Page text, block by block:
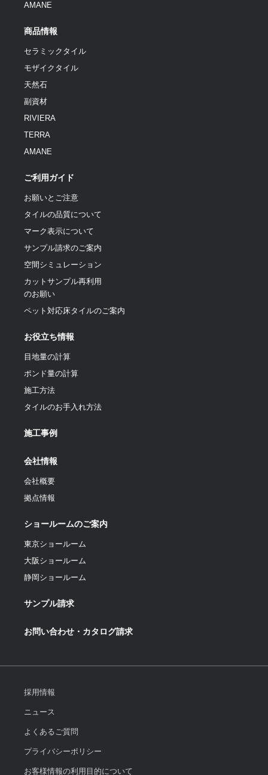
AMANE
商品情報
セラミックタイル
モザイクタイル
天然石
副資材
RIVIERA
TERRA
AMANE
ご利用ガイド
お願いとご注意
タイルの品質について
マーク表示について
サンプル請求のご案内
空間シミュレーション
カットサンプル再利用
のお願い
ペット対応床タイルのご案内
お役立ち情報
目地量の計算
ポンド量の計算
施工方法
タイルのお手入れ方法
施工事例
会社情報
会社概要
拠点情報
ショールームのご案内
東京ショールーム
大阪ショールーム
静岡ショールーム
サンプル請求
お問い合わせ・カタログ請求
採用情報
ニュース
よくあるご質問
プライバシーポリシー
お客様情報の利用目的について